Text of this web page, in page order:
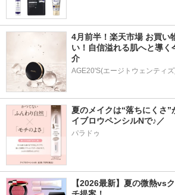
4月前半！楽天市場 お買い
い！自信溢れる肌へと導
介
AGE20'S(エージトウェンティ
夏のメイクは“落ちにくさ
イブロウペンシルNで♪／
パラドゥ
【2026最新】夏の微熱vs